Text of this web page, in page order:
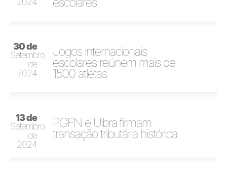
30 de
Setembro
de
2024
Jogos internacionais
escolares reúnem mais de
1500 atletas
13 de
Setembro
de
2024
PGFN e Ulbra firmam
transação tributária histórica